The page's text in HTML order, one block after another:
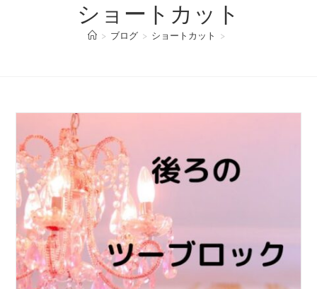
ショートカット
> ブログ > ショートカット >